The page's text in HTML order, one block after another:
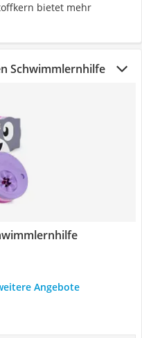
bietet mehr
Schwimmlernhilfe
Angebote